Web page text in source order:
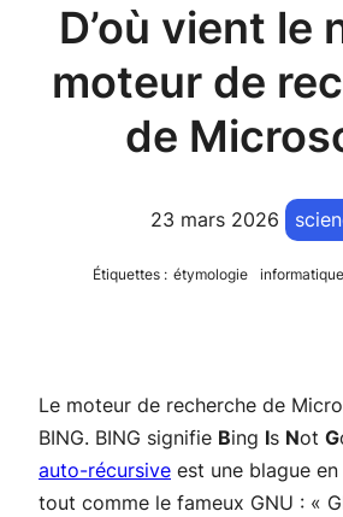
D’où vient le
moteur de
de
23 mars 2026
Étiquettes : étymologie informatique
Le moteur de recherche de
BING. BING signifie Bing Is Not G
auto-récursive est une blague
tout comme le fameux GNU : «